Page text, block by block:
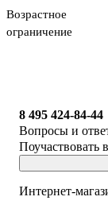
Возрастное
ограничение
8 495 424-84-44
Вопросы и
Поучаствовать
Интернет-